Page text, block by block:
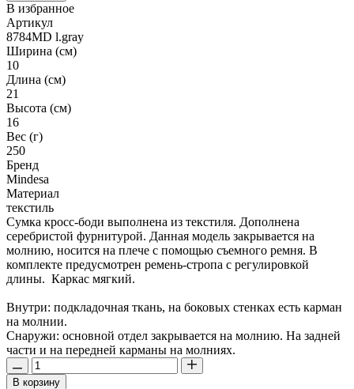
В избранное
Артикул
8784MD l.gray
Ширина (см)
10
Длина (см)
21
Высота (см)
16
Вес (г)
250
Бренд
Mindesa
Материал
текстиль
Сумка кросс-боди выполнена из текстиля. Дополнена
серебристой фурнитурой. Данная модель закрывается на
молнию, носится на плече с помощью съемного ремня. В
комплекте предусмотрен ремень-стропа с регулировкой
длины. Каркас мягкий.
Внутри: подкладочная ткань, на боковых стенках есть карман
на молнии.
Снаружи: основной отдел закрывается на молнию. На задней
части и на передней карманы на молниях.
В корзину